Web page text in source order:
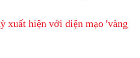
xuất hiện với diện mạo 'vàng